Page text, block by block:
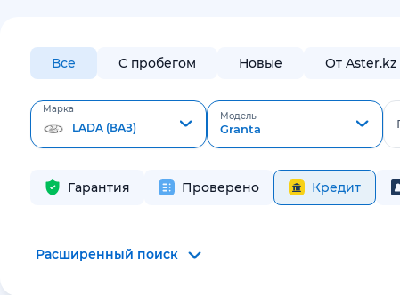
Все С пробегом Новые От Aster.kz
Марка
LADA (ВАЗ)
Модель
Granta
Гарантия Проверено Кредит
Расширенный поиск